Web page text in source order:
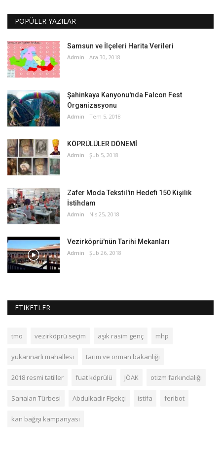
POPÜLER YAZILAR
Samsun ve İlçeleri Harita Verileri
Admin Ara 30, 2018
Şahinkaya Kanyonu'nda Falcon Fest
Organizasyonu
Admin Tem 5, 2018
KÖPRÜLÜLER DÖNEMİ
Admin Şub 5, 2018
Zafer Moda Tekstil'in Hedefi 150 Kişilik
İstihdam
Admin Nis 25, 2018
Vezirköprü'nün Tarihi Mekanları
Admin Şub 26, 2018
ETIKETLER
tmo vezirköprü seçim aşık rasim genç mhp
yukarınarlı mahallesi tarım ve orman bakanlığı
2018 resmi tatiller fuat köprülü JÖAK otizm farkındalığı
Sarıalan Türbesi Abdulkadir Fişekçi istifa feribot
kan bağışı kampanyası